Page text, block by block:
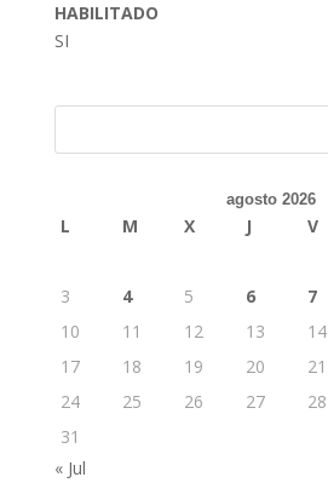
HABILITADO
SI
agosto 2026
L M X J V
3
4 5 6 7
10
11 12 13 14
17
18 19 20 21
24
25 26 27 28
31
« Jul